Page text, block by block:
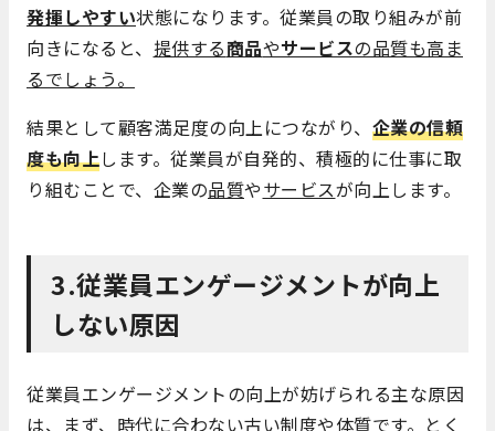
発揮しやすい状態になります。従業員の取り組みが前
向きになると、 提供する商品やサービスの品質も高ま
るでしょう。
結果として顧客満足度の向上につながり、 企業の信頼
度も向上します。従業員が自発的、積極的に仕事に取
り組むことで、企業の品質やサービスが向上します。
3.従業員エンゲージメントが向上
しない原因
従業員エンゲージメントの向上が妨げられる主な原因
は、まず、時代に合わない古い制度や体質です。とく